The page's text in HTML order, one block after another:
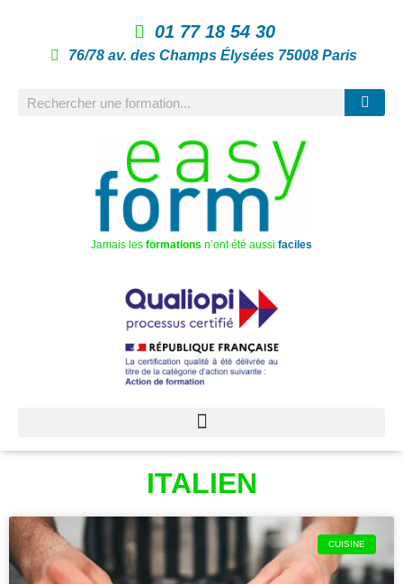
01 77 18 54 30
76/78 av. des Champs Élysées 75008 Paris
Jamais les formations n’ont été aussi faciles
ITALIEN
CUISINE